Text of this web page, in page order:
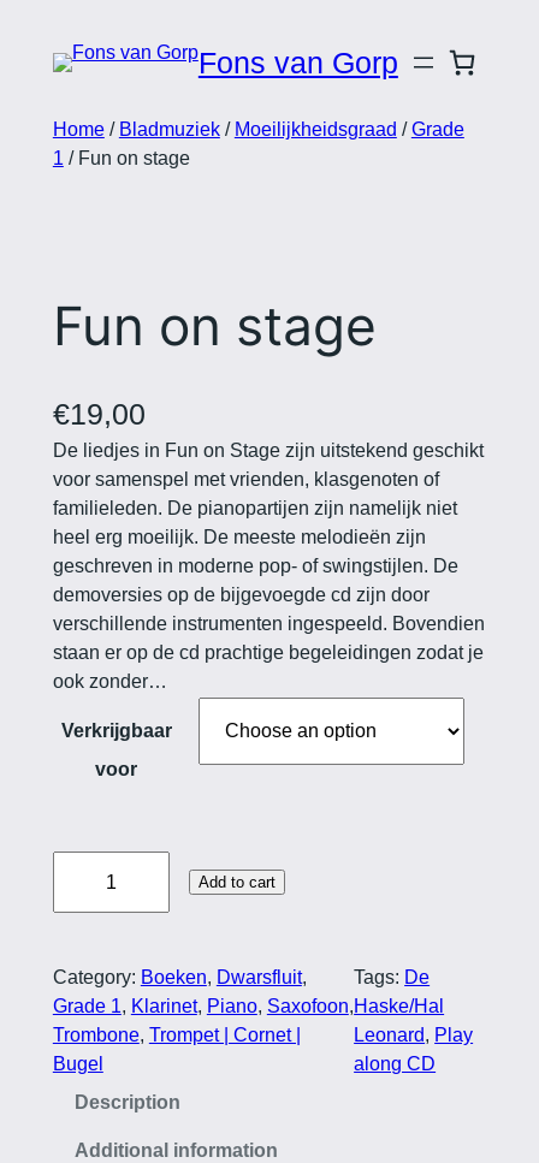
Fons van Gorp
Home/ Bladmuziek/ Moeilijkheidsgraad /Grade
1 / Fun on stage
Fun on stage
€19,00
De liedjes in Fun on Stage zijn uitstekend geschikt
voor samenspel met vrienden, klasgenoten of
familieleden. De pianopartijen zijn namelijk niet
heel erg moeilijk. De meeste melodieën zijn
geschreven in moderne pop- of swingstijlen. De
demoversies op de bijgevoegde cd zijn door
verschillende instrumenten ingespeeld. Bovendien
staan er op de cd prachtige begeleidingen zodat je
ook zonder…
Verkrijgbaar
voor
n
s
t
a
Add to cart
Category: Boeken, Dwarsfluit
Grade 1, Klarinet, Piano, Saxofoon ,
Trombone, Trompet | Cornet |
Bugel
Tags: De
Haske/Hal
Leonard, Play
along CD
Description
Additional information